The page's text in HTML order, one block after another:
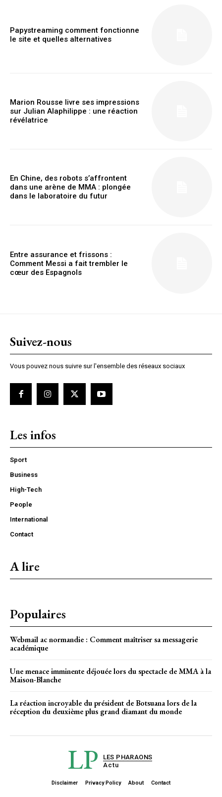
Etiam est nibh, lobortis sit
Orci varius natoque dolor
Papystreaming comment fonctionne
le site et quelles alternatives
Marion Rousse livre ses impressions
sur Julian Alaphilippe : une réaction
révélatrice
En Chine, des robots s’affrontent
dans une arène de MMA : plongée
dans le laboratoire du futur
Entre assurance et frissons :
Comment Messi a fait trembler le
cœur des Espagnols
Suivez-nous
Vous pouvez nous suivre sur l'ensemble des réseaux sociaux
Les infos
Sport
Business
High-Tech
People
International
Contact
A lire
Populaires
Webmail ac normandie : Comment maîtriser sa messagerie
académique
Une menace imminente déjouée lors du spectacle de MMA à la
Maison-Blanche
La réaction incroyable du président de Botsuana lors de la
réception du deuxième plus grand diamant du monde
LP
LES PHARAONS
Actu
Disclaimer Privacy Policy About Contact